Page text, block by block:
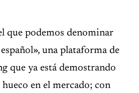
que podemos denominar
una plataforma de
que ya está demostrando
en el mercado; con